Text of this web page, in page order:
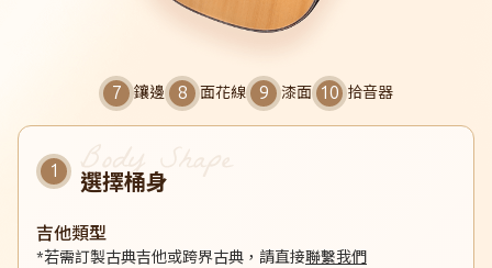
鑲邊 面花線 漆面 拾音器
選擇桶身
吉他類型
*若需訂製古典吉他或跨界古典，請直接聯繫我們